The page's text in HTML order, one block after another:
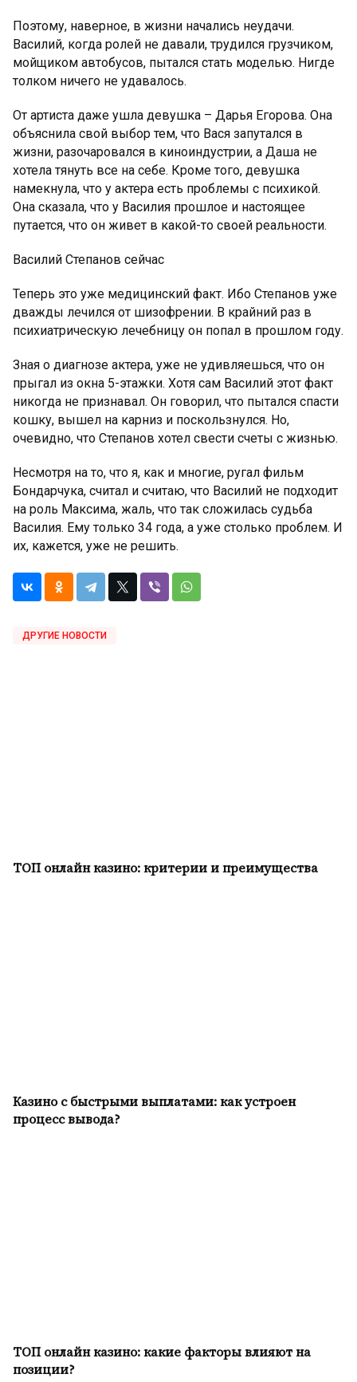
Поэтому, наверное, в жизни начались неудачи.
Василий, когда ролей не давали, трудился грузчиком,
мойщиком автобусов, пытался стать моделью. Нигде
толком ничего не удавалось.
От артиста даже ушла девушка – Дарья Егорова. Она
объяснила свой выбор тем, что Вася запутался в
жизни, разочаровался в киноиндустрии, а Даша не
хотела тянуть все на себе. Кроме того, девушка
намекнула, что у актера есть проблемы с психикой.
Она сказала, что у Василия прошлое и настоящее
путается, что он живет в какой-то своей реальности.
Василий Степанов сейчас
Теперь это уже медицинский факт. Ибо Степанов уже
дважды лечился от шизофрении. В крайний раз в
психиатрическую лечебницу он попал в прошлом году.
Зная о диагнозе актера, уже не удивляешься, что он
прыгал из окна 5-этажки. Хотя сам Василий этот факт
никогда не признавал. Он говорил, что пытался спасти
кошку, вышел на карниз и поскользнулся. Но,
очевидно, что Степанов хотел свести счеты с жизнью.
Несмотря на то, что я, как и многие, ругал фильм
Бондарчука, считал и считаю, что Василий не подходит
на роль Максима, жаль, что так сложилась судьба
Василия. Ему только 34 года, а уже столько проблем. И
их, кажется, уже не решить.
ДРУГИЕ НОВОСТИ
ТОП онлайн казино: критерии и преимущества
Казино с быстрыми выплатами: как устроен
процесс вывода?
ТОП онлайн казино: какие факторы влияют на
позиции?